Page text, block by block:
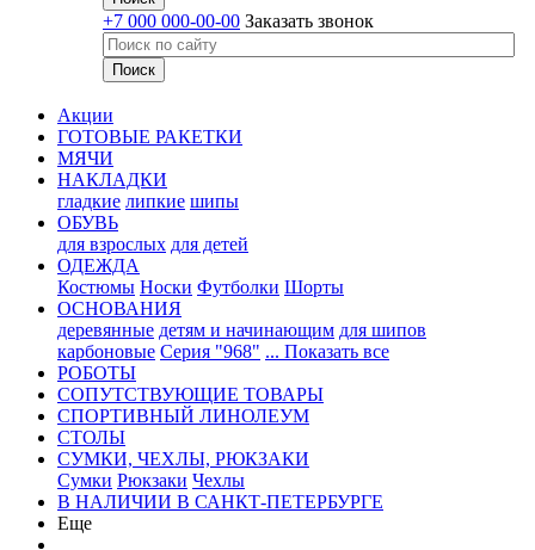
+7 000 000-00-00 Заказать звонок
Акции
ГОТОВЫЕ РАКЕТКИ
МЯЧИ
НАКЛАДКИ
гладкие липкие шипы
ОБУВЬ
для взрослых для детей
ОДЕЖДА
Костюмы Носки Футболки Шорты
ОСНОВАНИЯ
деревянные детям и начинающим для шипов
карбоновые Серия "968" ... Показать все
РОБОТЫ
СОПУТСТВУЮЩИЕ ТОВАРЫ
СПОРТИВНЫЙ ЛИНОЛЕУМ
СТОЛЫ
СУМКИ, ЧЕХЛЫ, РЮКЗАКИ
Сумки Рюкзаки Чехлы
В НАЛИЧИИ В САНКТ-ПЕТЕРБУРГЕ
Еще